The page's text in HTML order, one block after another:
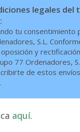
legales
tu consentimiento
S.L.
y
77 Ordenadores,
de estos
aquí.